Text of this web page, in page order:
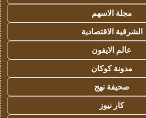
مجلة الاسهم
الشرقية الاقتصادية
عالم الايفون
مدونة كوكان
صحيفة نهج
كار نيوز